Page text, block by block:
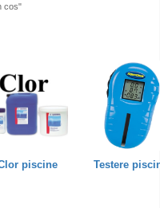
cos"
piscine Testere